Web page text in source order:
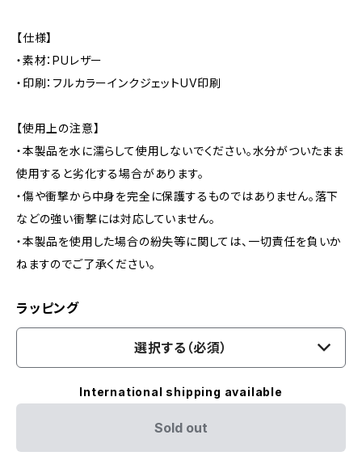
【仕様】
・素材：PUレザー
・印刷：フルカラーインクジェットUV印刷
【使用上の注意】
・本製品を水に濡らして使用しないでください。水分がついたまま
使用すると劣化する場合があります。
・傷や衝撃から中身を完全に保護するものではありません。落下
などの強い衝撃には対応していません。
・本製品を使用した場合の紛失等に関しては、一切責任を負いか
ねますのでご了承ください。
ラッピング
選択する（必須）
International shipping available
Sold out